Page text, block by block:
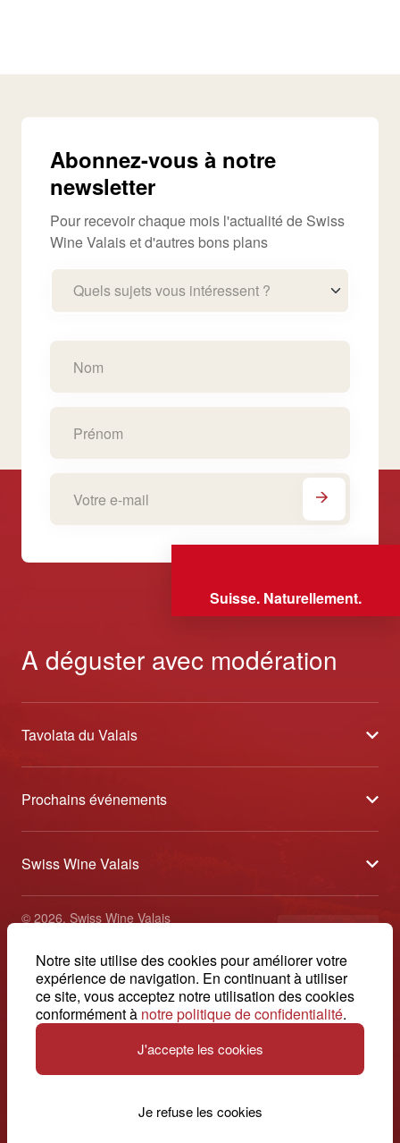
Notre site utilise des cookies pour améliorer votre
expérience de navigation. En continuant à utiliser
ce site, vous acceptez notre utilisation des cookies
conformément à notre politique de confidentialité.
J'accepte les cookies
Je refuse les cookies
Abonnez-vous à notre
newsletter
Pour recevoir chaque mois l'actualité de Swiss
Wine Valais et d'autres bons plans
Quels sujets vous intéressent ?
Suisse. Naturellement.
A déguster avec modération
Tavolata du Valais
À propos
Partenaires
Prochains événements
Sélection des Vins du Valais
Au cœur des vendanges
Swiss Wine Valais
Avenue de la Gare 2 - CP 144 - 1964 Conthey
info@swisswinevalais.ch
Suisse. Naturellement.
© 2026, Swiss Wine Valais